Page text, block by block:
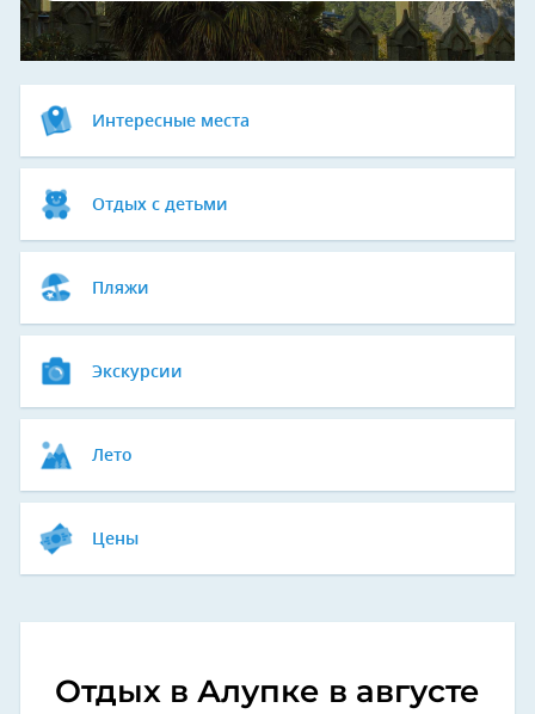
Интересные места
Отдых с детьми
Пляжи
Экскурсии
Лето
Цены
Отдых в Алупке в августе